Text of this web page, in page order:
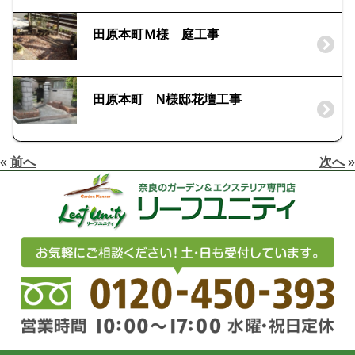
田原本町Ｍ様 庭工事
田原本町 N様邸花壇工事
« 前へ 次へ»